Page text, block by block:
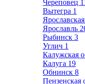
Череповец
Вытегра 1
Ярославль
Рыбинск 3
Углич 1
Калужская
Калуга 19
Обнинск 8
Пензенская